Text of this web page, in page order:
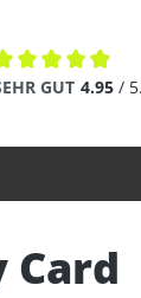
GUT 4.95 /